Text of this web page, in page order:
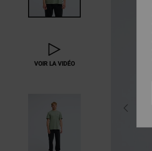
VOIR LA VIDÉO